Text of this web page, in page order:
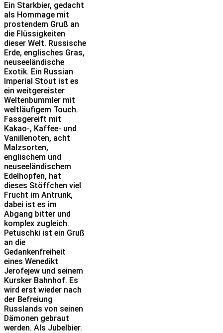
Ein Starkbier, gedacht
als Hommage mit
prostendem Gruß an
die Flüssigkeiten
dieser Welt. Russische
Erde, englisches Gras,
neuseeländische
Exotik. Ein Russian
Imperial Stout ist es
ein weitgereister
Weltenbummler mit
weltläufigem Touch.
Fassgereift mit
Kakao‑, Kaffee- und
Vanillenoten, acht
Malzsorten,
englischem und
neuseeländischem
Edelhopfen, hat
dieses Stöffchen viel
Frucht im Antrunk,
dabei ist es im
Abgang bitter und
komplex zugleich.
Petuschki ist ein Gruß
an die
Gedankenfreiheit
eines Wenedikt
Jerofejew und seinem
Kursker Bahnhof. Es
wird erst wieder nach
der Befreiung
Russlands von seinen
Dämonen gebraut
werden. Als Jubelbier.